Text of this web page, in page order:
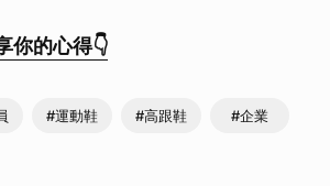
你的心得👇
#運動鞋 #高跟鞋 #企業